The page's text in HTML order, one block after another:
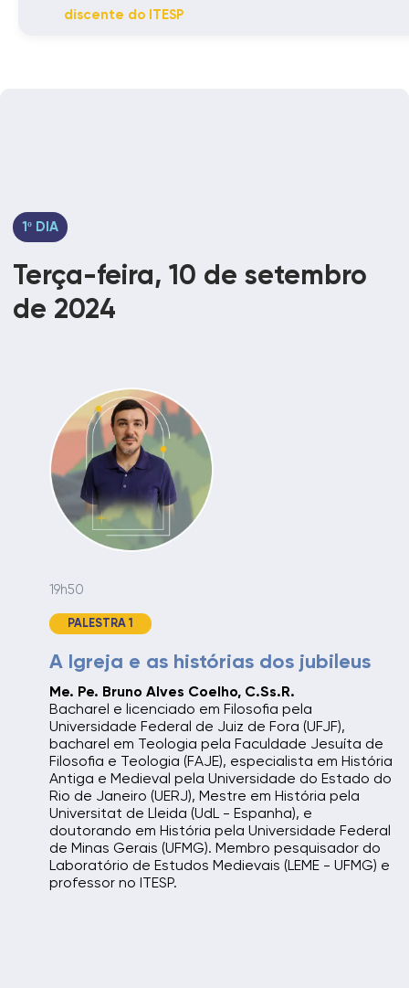
discente do ITESP
1º DIA
Terça-feira, 10 de setembro
de 2024
19h50
PALESTRA 1
A Igreja e as histórias dos jubileus
Me. Pe. Bruno Alves Coelho, C.Ss.R.
Bacharel e licenciado em Filosofia pela
Universidade Federal de Juiz de Fora (UFJF),
bacharel em Teologia pela Faculdade Jesuíta de
Filosofia e Teologia (FAJE), especialista em História
Antiga e Medieval pela Universidade do Estado do
Rio de Janeiro (UERJ), Mestre em História pela
Universitat de Lleida (UdL - Espanha), e
doutorando em História pela Universidade Federal
de Minas Gerais (UFMG). Membro pesquisador do
Laboratório de Estudos Medievais (LEME - UFMG) e
professor no ITESP.